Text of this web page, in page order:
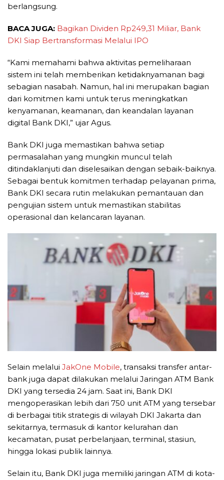
berlangsung.
BACA JUGA: Bagikan Dividen Rp249,31 Miliar, Bank
DKI Siap Bertransformasi Melalui IPO
“Kami memahami bahwa aktivitas pemeliharaan
sistem ini telah memberikan ketidaknyamanan bagi
sebagian nasabah. Namun, hal ini merupakan bagian
dari komitmen kami untuk terus meningkatkan
kenyamanan, keamanan, dan keandalan layanan
digital Bank DKI,” ujar Agus.
Bank DKI juga memastikan bahwa setiap
permasalahan yang mungkin muncul telah
ditindaklanjuti dan diselesaikan dengan sebaik-baiknya.
Sebagai bentuk komitmen terhadap pelayanan prima,
Bank DKI secara rutin melakukan pemantauan dan
pengujian sistem untuk memastikan stabilitas
operasional dan kelancaran layanan.
Selain melalui JakOne Mobile, transaksi transfer antar-
bank juga dapat dilakukan melalui Jaringan ATM Bank
DKI yang tersedia 24 jam. Saat ini, Bank DKI
mengoperasikan lebih dari 750 unit ATM yang tersebar
di berbagai titik strategis di wilayah DKI Jakarta dan
sekitarnya, termasuk di kantor kelurahan dan
kecamatan, pusat perbelanjaan, terminal, stasiun,
hingga lokasi publik lainnya.
Selain itu, Bank DKI juga memiliki jaringan ATM di kota-